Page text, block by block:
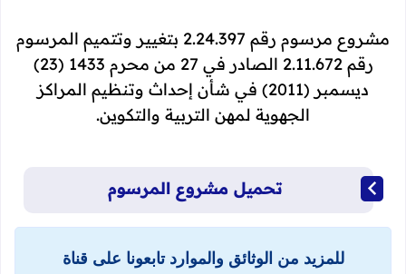
مشروع مرسوم رقم 2.24.397 بتغيير وتتميم المرسوم
رقم 2.11.672 الصادر في 27 من محرم 1433 (23)
ديسمبر (2011) في شأن إحداث وتنظيم المراكز
الجهوية لمهن التربية والتكوين.
تحميل مشروع المرسوم
للمزيد من الوثائق والموارد تابعونا على قناة